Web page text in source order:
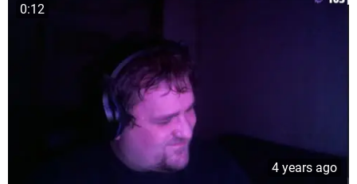
0:12
4 years ago